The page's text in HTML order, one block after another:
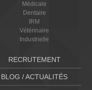
Médicale
Dentaire
IRM
Vétérinaire
Industrielle
RECRUTEMENT
BLOG / ACTUALITÉS